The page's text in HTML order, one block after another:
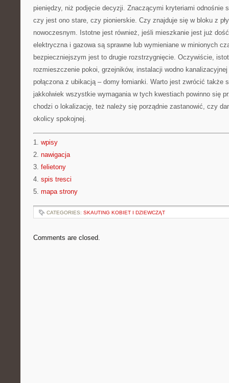
pieniędzy, niż podjęcie decyzji. Znaczącymi kryteriami odnośnie
czy jest ono stare, czy pionierskie. Czy znajduje się w bloku z
nowoczesnym. Istotne jest również, jeśli mieszkanie jest już
elektryczna i gazowa są sprawne lub wymieniane w minionych
bezpieczniejszym jest to drugie rozstrzygnięcie. Oczywiście,
rozmieszczenie pokoi, grzejników, instalacji wodno
połączona z ubikacją – domy łomianki. Warto jest zwrócić także
jakkolwiek wszystkie wymagania w tych kwestiach powinno się
chodzi o lokalizację, też należy się porządnie zastanowić, czy
okolicy spokojnej.
1. wpisy
2. nawigacja
3. felietony
4. spis tresci
5. mapa strony
CATEGORIES: SKAUTING KOBIET I DZIEWCZĄT
Comments are closed.